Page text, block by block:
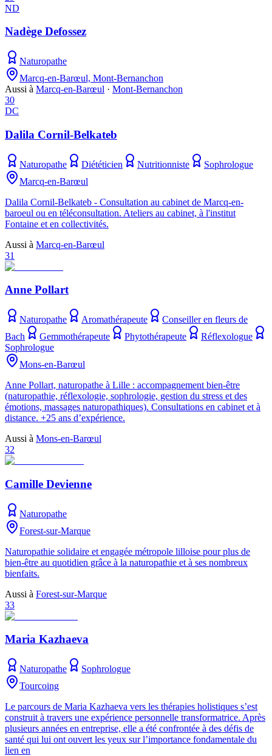
ND
Nadège Defossez
Naturopathe
Marcq-en-Barœul, Mont-Bernanchon
Aussi à Marcq-en-Barœul · Mont-Bernanchon
30
DC
Dalila Cornil-Belkateb
Naturopathe Diététicien Nutritionniste
Sophrologue
Marcq-en-Barœul
Dalila Cornil-Belkateb - Consultation au cabinet de Marcq-en-
baroeul ou en téléconsultation. Ateliers au cabinet, à l'institut
Fontaine et en collectivités.
Aussi à Marcq-en-Barœul
31
Anne Pollart
Naturopathe Aromathérapeute
Conseiller en fleurs de
Bach
Gemmothérapeute Phytothérapeute
Réflexologue
Sophrologue
Mons-en-Barœul
Anne Pollart, naturopathe à Lille : accompagnement bien-être
(naturopathie, réflexologie, sophrologie, gestion du stress et des
émotions, massages naturopathiques). Consultations en cabinet et à
distance. +25 ans d’expérience.
Aussi à Mons-en-Barœul
32
Camille Devienne
Naturopathe
Forest-sur-Marque
Naturopathie solidaire et engagée métropole lilloise pour plus de
bien-être au quotidien grâce à la naturopathie et à ses nombreux
bienfaits.
Aussi à Forest-sur-Marque
33
Maria Kazhaeva
Naturopathe
Sophrologue
Tourcoing
Le parcours de Maria Kazhaeva vers les thérapies holistiques s’est
construit à travers une expérience personnelle transformatrice. Après
plusieurs années en entreprise, elle a été confrontée à des défis de
santé qui lui ont ouvert les yeux sur l’importance fondamentale du
lien en